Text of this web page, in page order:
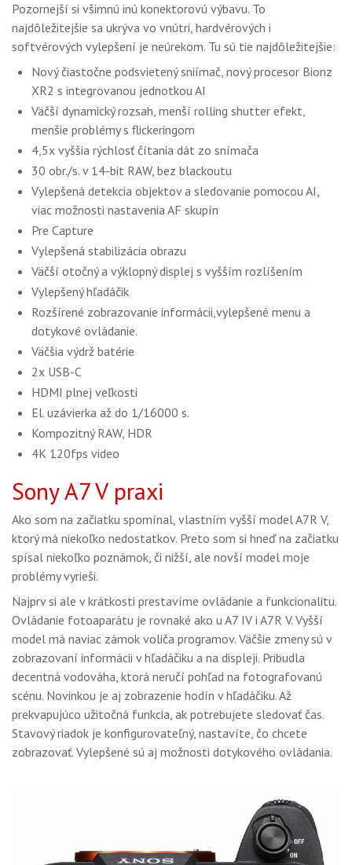
Pozornejší si všimnú inú konektorovú výbavu. To
najdôležitejšie sa ukrýva vo vnútri, hardvérových i
softvérových vylepšení je neúrekom. Tu sú tie najdôležitejšie:
Nový čiastočne podsvietený sniímač, nový procesor Bionz
XR2 s integrovanou jednotkou AI
Väčší dynamický rozsah, menší rolling shutter efekt,
menšie problémy s flickeringom
4,5x vyššia rýchlosť čítania dát zo snímača
30 obr./s. v 14-bit RAW, bez blackoutu
Vylepšená detekcia objektov a sledovanie pomocou AI,
viac možnosti nastavenia AF skupín
Pre Capture
Vylepšená stabilizácia obrazu
Väčší otočný a výklopný displej s vyšším rozlíšením
Vylepšený hľadáčik
Rozšírené zobrazovanie informácii,vylepšené menu a
dotykové ovládanie.
Väčšia výdrž batérie
2x USB-C
HDMI plnej veľkosti
El. uzávierka až do 1/16000 s.
Kompozitný RAW, HDR
4K 120fps video
Sony A7 V praxi
Ako som na začiatku spomínal, vlastním vyšší model A7R V,
ktorý má niekoľko nedostatkov. Preto som si hneď na začiatku
spísal niekoľko poznámok, či nižší, ale novší model moje
problémy vyrieši.
Najprv si ale v krátkosti prestavíme ovládanie a funkcionalitu.
Ovládanie fotoaparátu je rovnaké ako u A7 IV i A7R V. Vyšší
model má naviac zámok voliča programov. Väčšie zmeny sú v
zobrazovaní informácii v hľadáčiku a na displeji. Pribudla
decentná vodováha, ktorá neručí pohľad na fotografovanú
scénu. Novinkou je aj zobrazenie hodín v hľadáčiku. Až
prekvapujúco užitočná funkcia, ak potrebujete sledovať čas.
Stavový riadok je konfigurovateľný, nastavíte, čo chcete
zobrazovať. Vylepšené sú aj možnosti dotykového ovládania.